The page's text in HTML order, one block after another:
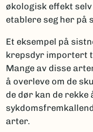
økologisk effekt
etablere seg her på
Et eksempel på
krepsdyr importert
Mange av disse
å overleve om de
de dør kan de rekke
arter.